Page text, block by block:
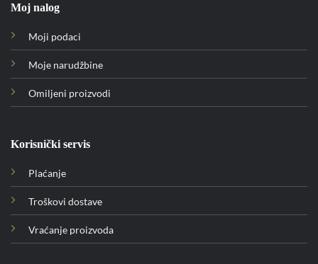
Moj nalog
Moji podaci
Moje narudžbine
Omiljeni proizvodi
Korisnički servis
Plaćanje
Troškovi dostave
Vraćanje proizvoda